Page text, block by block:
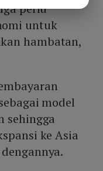
perlu
untuk
hambatan,
model
sehingga
ke Asia